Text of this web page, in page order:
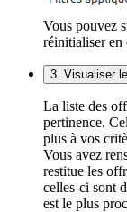
Vous pouvez
réinitialiser en
3. Visualiser
La liste des
pertinence.
plus à vos
Vous avez
restitue les
celles-ci sont
est le plus